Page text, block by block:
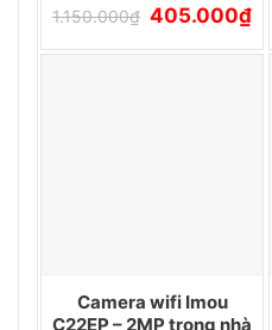
1.150.000₫ Giá
gốc
là:
405.000₫Giá
tại
Camera wifi Imou
C22EP – 2MP trong nhà